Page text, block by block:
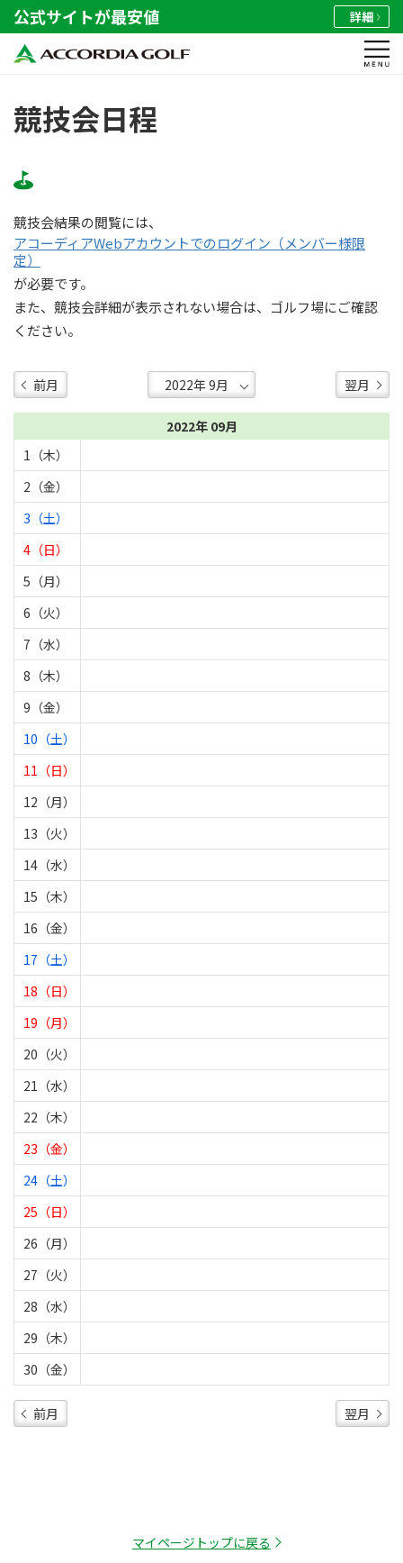
公式サイトが最安値 詳細
競技会日程
競技会結果の閲覧には、
アコーディアWebアカウントでのログイン（メンバー様限
定）
が必要です。
また、競技会詳細が表示されない場合は、ゴルフ場にご確認
ください。
前月 翌月
2022年 09月
1（木）
2（金）
3（土）
4（日）
5（月）
6（火）
7（水）
8（木）
9（金）
10（土）
11（日）
12（月）
13（火）
14（水）
15（木）
16（金）
17（土）
18（日）
19（月）
20（火）
21（水）
22（木）
23（金）
24（土）
25（日）
26（月）
27（火）
28（水）
29（木）
30（金）
前月 翌月
マイページトップに戻る